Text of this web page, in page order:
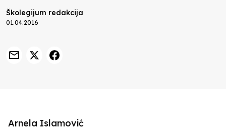
Školegijum redakcija
01.04.2016
Arnela Islamović